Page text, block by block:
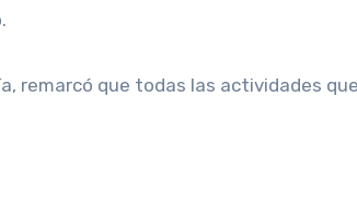
remarcó que todas las actividades